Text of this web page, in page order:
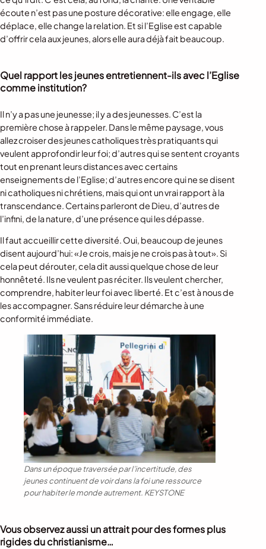
écoute n’est pas une posture décorative: elle engage, elle
déplace, elle change la relation. Et si l’Eglise est capable
d’offrir cela aux jeunes, alors elle aura déjà fait beaucoup.
Quel rapport les jeunes entretiennent-ils avec l’Eglise
comme institution?
Il n’y a pas une jeunesse; il y a des jeunesses. C’est la
première chose à rappeler. Dans le même paysage, vous
allez croiser des jeunes catholiques très pratiquants qui
veulent approfondir leur foi; d’autres qui se sentent croyants
tout en prenant leurs distances avec certains
enseignements de l’Eglise; d’autres encore qui ne se disent
ni catholiques ni chrétiens, mais qui ont un vrai rapport à la
transcendance. Certains parleront de Dieu, d’autres de
l’infini, de la nature, d’une présence qui les dépasse.
Il faut accueillir cette diversité. Oui, beaucoup de jeunes
disent aujourd’hui: «Je crois, mais je ne crois pas à tout». Si
cela peut dérouter, cela dit aussi quelque chose de leur
honnêteté. Ils ne veulent pas réciter. Ils veulent chercher,
comprendre, habiter leur foi avec liberté. Et c’est à nous de
les accompagner. Sans réduire leur démarche à une
conformité immédiate.
Dans un époque traversée par l’incertitude, des
jeunes continuent de voir dans la foi une ressource
pour habiter le monde autrement. KEYSTONE
Vous observez aussi un attrait pour des formes plus
rigides du christianisme…